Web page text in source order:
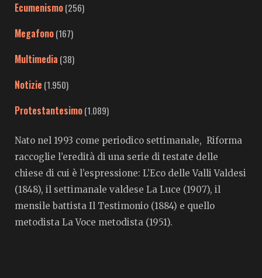
Ecumenismo(256)
Megafono(167)
Multimedia (38)
Notizie (1.950)
Protestantesimo(1.089)
Nato nel 1993 come periodico settimanale, Riforma
raccoglie l’eredità di una serie di testate delle
chiese di cui è l’espressione: L’Eco delle Valli Valdesi
(1848), il settimanale valdese La Luce (1907), il
mensile battista Il Testimonio (1884) e quello
metodista La Voce metodista (1951).